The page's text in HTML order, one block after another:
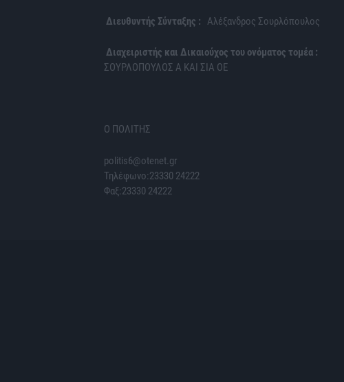
Διευθυντής Σύνταξης : Αλέξανδρος Σουρλόπουλος
Διαχειριστής και Δικαιούχος του ονόματος τομέα :
ΣΟΥΡΛΟΠΟΥΛΟΣ Α ΚΑΙ ΣΙΑ ΟΕ
Ο ΠΟΛΙΤΗΣ
politis6@otenet.gr
Τηλέφωνο:23330 24222
Φαξ:23330 24222